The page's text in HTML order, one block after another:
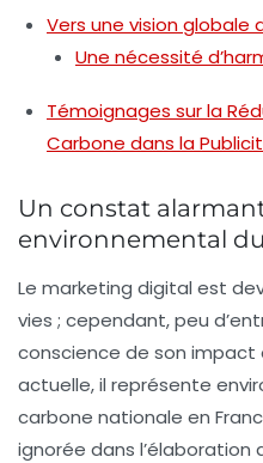
Vers une vision globale
Une nécessité
Témoignages sur la
Carbone dans la
Un constat
environnemental
Le marketing digital est
vies ; cependant, peu
conscience de son impact
actuelle, il représente
carbone nationale en
ignorée dans l’élaboration